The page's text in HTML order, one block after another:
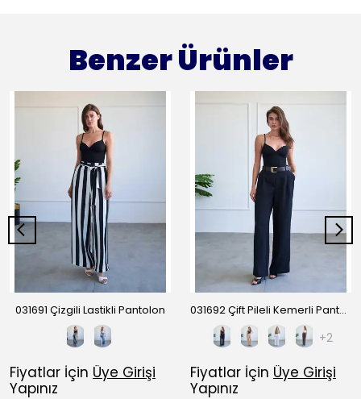
Benzer Ürünler
031691 Çizgili Lastikli Pantolon
Fiyatlar İçin Üye Girişi
Yapınız
031692 Çift Pileli Kemerli Pantolon
+2
Fiyatlar İçin Üye Girişi
Yapınız